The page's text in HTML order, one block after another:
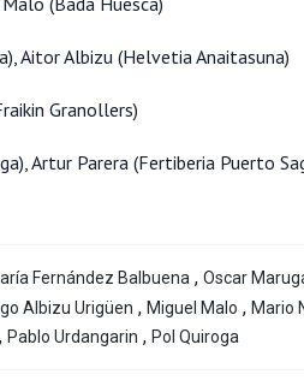
Aitor Albizu (Helvetia Anaitasuna)
Granollers)
Artur Parera (Fertiberia Puerto
Fernández Balbuena , Oscar
Albizu Urigüen , Miguel Malo , Mario
, Pablo Urdangarin , Pol Quiroga